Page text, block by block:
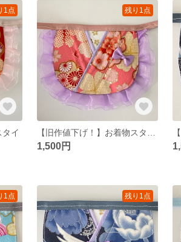
1点
タイ
残り1点
1,500円
1点 残り1点